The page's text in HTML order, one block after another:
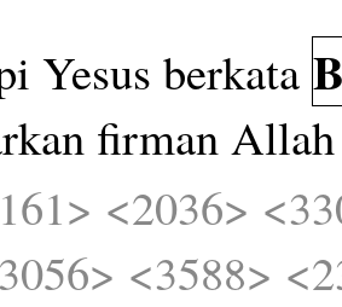
Yesus berkata
firmanAllah
<2036>
<3588>